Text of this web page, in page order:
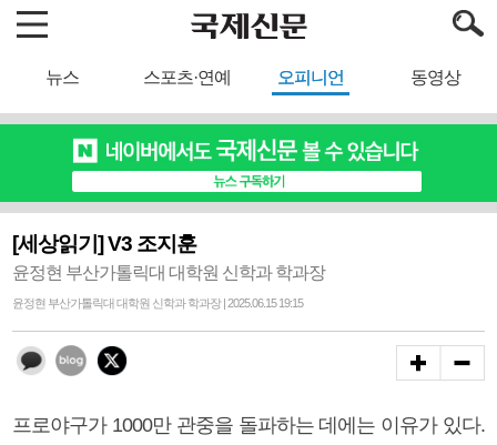
뉴스 스포츠·연예 오피니언 동영상
[세상읽기] V3 조지훈
윤정현 부산가톨릭대 대학원 신학과 학과장
윤정현 부산가톨릭대 대학원 신학과 학과장 | 2025.06.15 19:15
프로야구가 1000만 관중을 돌파하는 데에는 이유가 있다.